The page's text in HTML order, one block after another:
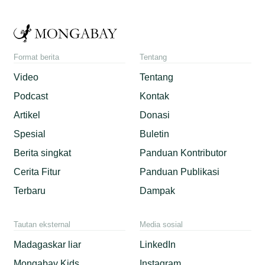
Format berita
Video
Podcast
Artikel
Spesial
Berita singkat
Cerita Fitur
Terbaru
Tentang
Tentang
Kontak
Donasi
Buletin
Panduan Kontributor
Panduan Publikasi
Dampak
Tautan eksternal
Madagaskar liar
Media sosial
LinkedIn